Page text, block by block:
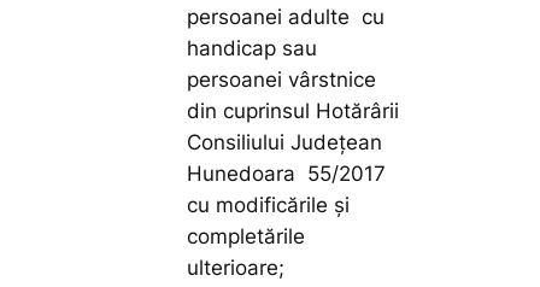
persoanei adulte cu
handicap sau
persoanei vârstnice
din cuprinsul Hotărârii
Consiliului Județean
Hunedoara 55/2017
cu modificările și
completările
ulterioare;